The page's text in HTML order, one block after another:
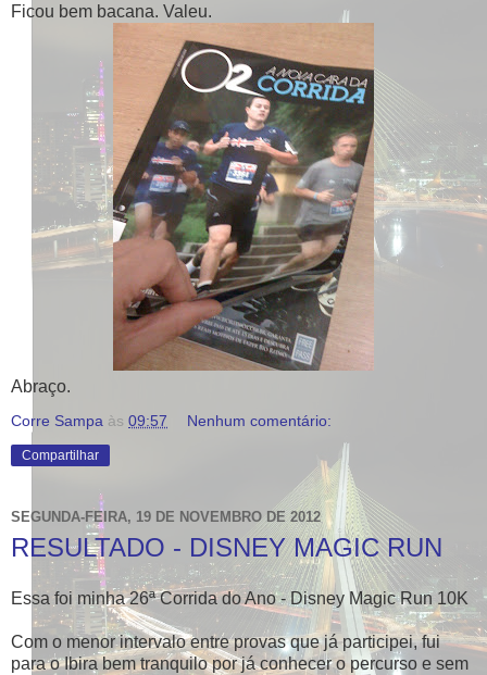
Ficou bem bacana. Valeu.
Abraço.
Corre Sampa às 09:57 Nenhum comentário:
Compartilhar
SEGUNDA-FEIRA, 19 DE NOVEMBRO DE 2012
RESULTADO - DISNEY MAGIC RUN
Essa foi minha 26ª Corrida do Ano - Disney Magic Run 10K
Com o menor intervalo entre provas que já participei, fui
para o Ibira bem tranquilo por já conhecer o percurso e sem